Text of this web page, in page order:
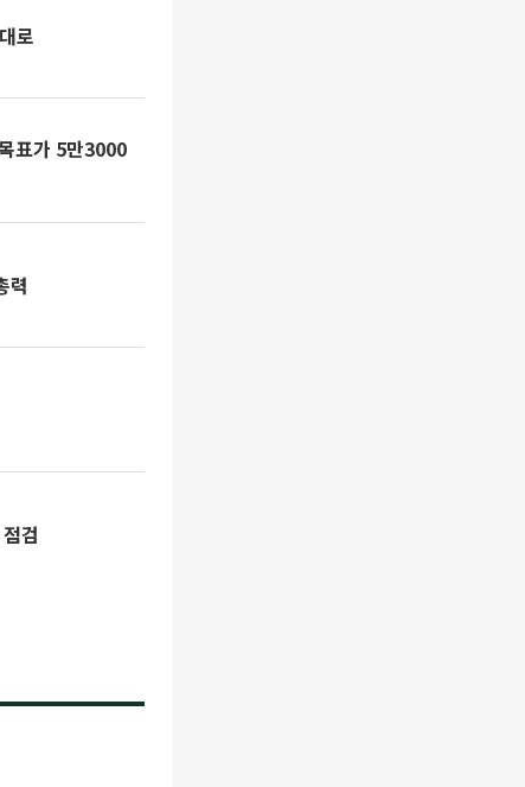
로
표가 5만3000
력
검